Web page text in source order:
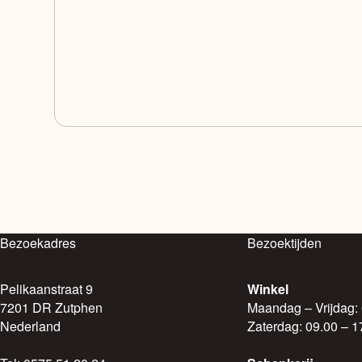
worden
Bezoekadres
Pelikaanstraat 9
7201 DR Zutphen
Nederland
Bezoektijden
Winkel
Maandag –
Zaterdag: 09.00 –